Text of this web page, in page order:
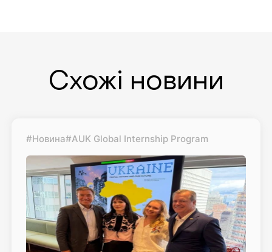
Схожі новини
#Новина#AUK Global Internship Program